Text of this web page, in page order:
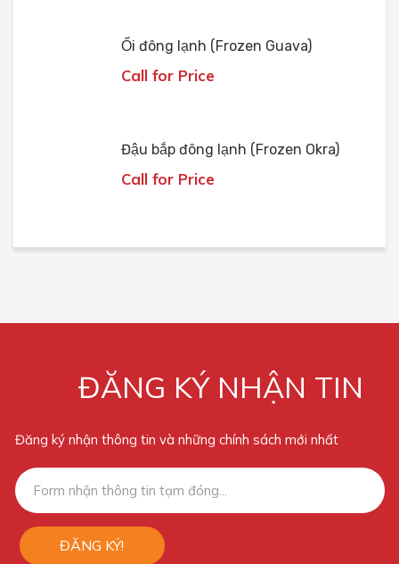
Ổi đông lạnh (Frozen Guava)
Call for Price
Đậu bắp đông lạnh (Frozen Okra)
Call for Price
ĐĂNG KÝ NHẬN TIN
Đăng ký nhận thông tin và những chính sách mới nhất
ĐĂNG KÝ!